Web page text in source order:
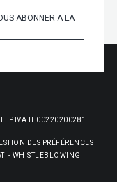
| P.IVA IT 00220200281
DES PRÉFÉRENCES
- WHISTLEBLOWING